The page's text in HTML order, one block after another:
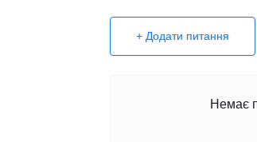
+ Додати питання
Немає